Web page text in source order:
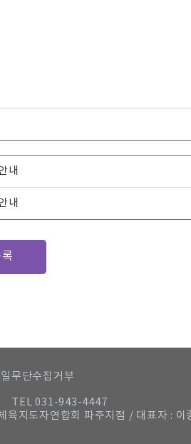
내
내
무단수집거부
TEL 031-943-4447
지도자연합회 파주지점 / 대표자 : 이